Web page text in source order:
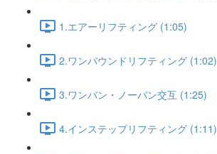
1.エアーリフティング (1:05)
2.ワンバウンドリフティング (1:02)
3.ワンバン・ノーバン交互 (1:25)
4.インステップリフティング (1:11)